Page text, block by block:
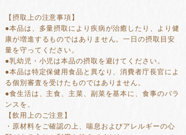
【摂取上の注意事項】
●本品は、多量摂取により疾病が治癒したり、より健
康が増進するものではありません。一日の摂取目安
量を守ってください。
●乳幼児・小児は本品の摂取を避けてください。
●本品は特定保健用食品と異なり、消費者庁長官によ
る個別審査を受けたものではありません。
●食生活は、主食、主菜、副菜を基本に、食事のバラ
ンスを。
【飲用上のご注意】
・原材料をご確認の上、喘息およびアレルギーの心